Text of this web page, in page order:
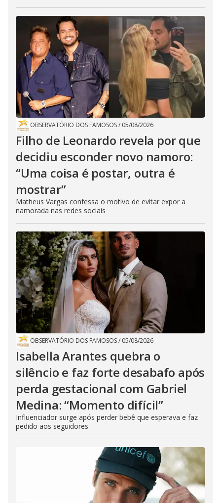
OBSERVATÓRIO DOS FAMOSOS/ 05/08/2026
Filho de Leonardo revela por que
decidiu esconder novo namoro:
“Uma coisa é postar, outra é
mostrar”
Matheus Vargas confessa o motivo de evitar expor a
namorada nas redes sociais
OBSERVATÓRIO DOS FAMOSOS/ 05/08/2026
Isabella Arantes quebra o
silêncio e faz forte desabafo após
perda gestacional com Gabriel
Medina: “Momento difícil”
Influenciador surge após perder bebê que esperava e faz
pedido aos seguidores